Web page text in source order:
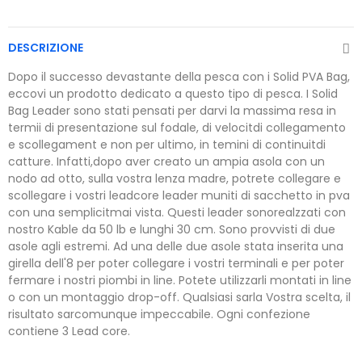
DESCRIZIONE
Dopo il successo devastante della pesca con i Solid PVA Bag,
eccovi un prodotto dedicato a questo tipo di pesca. I Solid
Bag Leader sono stati pensati per darvi la massima resa in
termii di presentazione sul fodale, di velocitdi collegamento
e scollegament e non per ultimo, in temini di continuitdi
catture. Infatti,dopo aver creato un ampia asola con un
nodo ad otto, sulla vostra lenza madre, potrete collegare e
scollegare i vostri leadcore leader muniti di sacchetto in pva
con una semplicitmai vista. Questi leader sonorealzzati con
nostro Kable da 50 lb e lunghi 30 cm. Sono provvisti di due
asole agli estremi. Ad una delle due asole stata inserita una
girella dell'8 per poter collegare i vostri terminali e per poter
fermare i nostri piombi in line. Potete utilizzarli montati in line
o con un montaggio drop-off. Qualsiasi sarla Vostra scelta, il
risultato sarcomunque impeccabile. Ogni confezione
contiene 3 Lead core.